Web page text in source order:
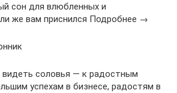
сон для влюбленных и
же вам приснился Подробнее →
соловья — к радостным
успехам в бизнесе, радостям в